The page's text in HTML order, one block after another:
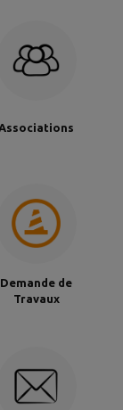
Demande de
Travaux